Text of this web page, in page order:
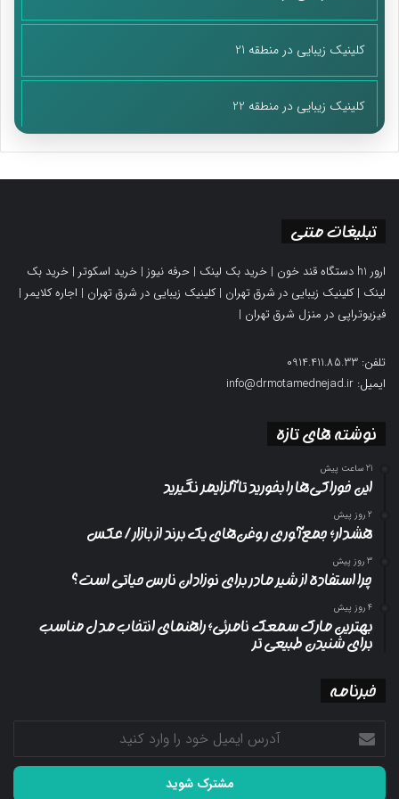
ارتقای دانش تشخیص جایگاه، حوزه فعالیت و میزان اعتماد یا
بی‌اعتمادی به سلبریتی‌ها و اینکه در مواجهه با آن‌ها چه حد و حدودی
از تاثیرپذیری را باید رعایت نمود یا یک سلبریتی در چه حوزه‌هایی
می‌تواند اظهارنظر تخصصی کند، از جمله وظایف رسانه ملی در ارتباط
با مخاطبان است.
حسن اسدزاده شهیر و دیگران، «تبیین فرهنگ هواداری مجازی در
رشته‌ای ارتباطات و رسانه، دوره چهارم، شماره سوم
کلینیک زیبایی در منطقه 21
کلینیک زیبایی در منطقه 22
تبلیغات متنی
ارور h1 دستگاه قند خون | خرید بک لینک | حرفه نیوز | خرید اسکوتر | خرید بک
لینک |کلینیک زیبایی در شرق تهران |کلینیک زیبایی در شرق تهران | اجاره کلایمر |
فیزیوتراپی در منزل شرق تهران |
تلفن: 0914.411.85.33
ایمیل: info@drmotamednejad.ir
نوشته های تازه
21 ساعت پیش
این خوراکی‌ها را بخورید تا آلزایمر نگیرید
2 روز پیش
هشدار؛ جمع‌آوری روغن‌های یک برند از بازار/ عکس
3 روز پیش
چرا استفاده از شیر مادر برای نوزادان نارس حیاتی است؟
4 روز پیش
بهترین مارک سمعک نامرئی؛ راهنمای انتخاب مدل مناسب
برای شنیدن طبیعی تر
خبرنامه
آدرس
ایمیل
خود